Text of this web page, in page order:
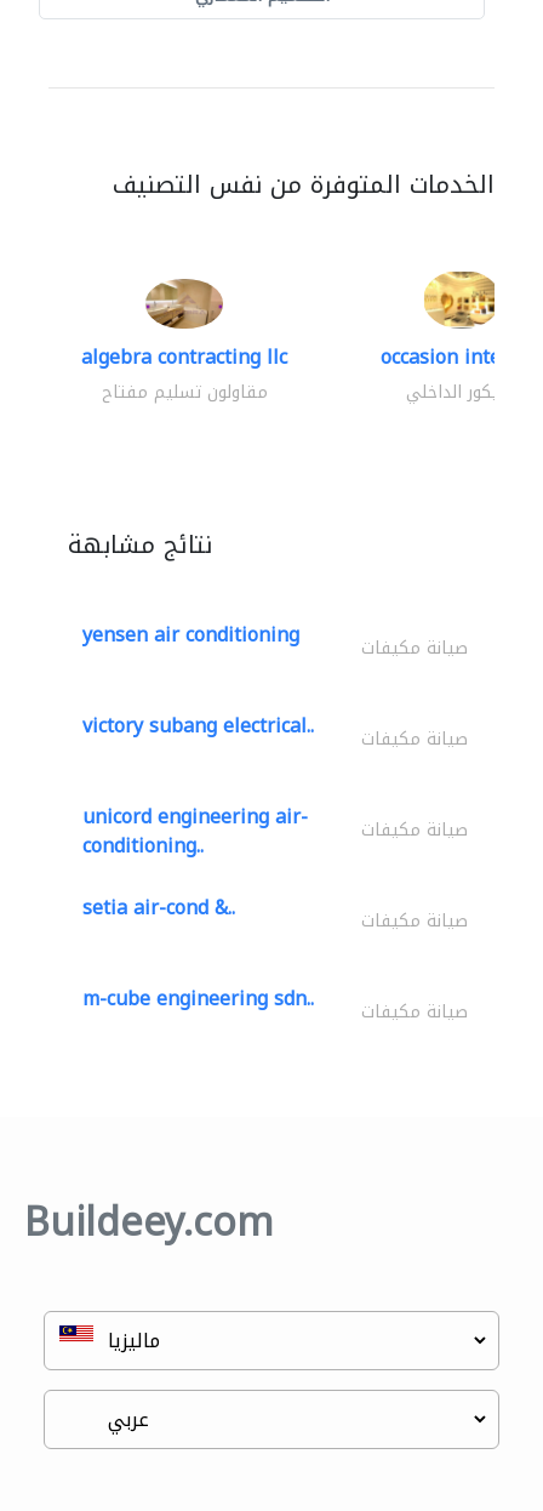
الخدمات المتوفرة من نفس التصنيف
algebra contracting llc
مقاولون تسليم مفتاح
occasion interiors
الديكور الداخلي
نتائج مشابهة
yensen air conditioning صيانة مكيفات
victory subang electrical.. صيانة مكيفات
unicord engineering air-
conditioning.. صيانة مكيفات
setia air-cond &.. صيانة مكيفات
m-cube engineering sdn.. صيانة مكيفات
Buildeey.com